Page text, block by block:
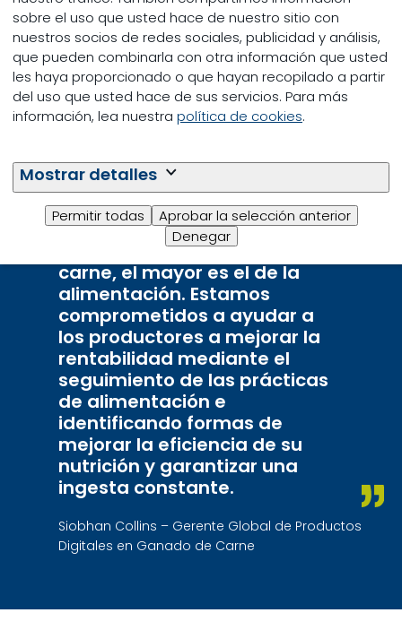
sobre el uso que usted hace de nuestro sitio con
nuestros socios de redes sociales, publicidad y análisis,
que pueden combinarla con otra información que usted
les haya proporcionado o que hayan recopilado a partir
del uso que usted hace de sus servicios. Para más
información, lea nuestra política de cookies.
Mostrar detalles
Permitir todas
Aprobar la selección anterior
Denegar
cambios en el pH del rumen para mejorar la salud y
el rendimiento de los animales a largo plazo.
Leer más
De todos los costos
relacionados con la
producción de ganado de
carne, el mayor es el de la
alimentación. Estamos
comprometidos a ayudar a
los productores a mejorar la
rentabilidad mediante el
seguimiento de las prácticas
de alimentación e
identificando formas de
mejorar la eficiencia de su
nutrición y garantizar una
ingesta constante.
Siobhan Collins – Gerente Global de Productos
Digitales en Ganado de Carne